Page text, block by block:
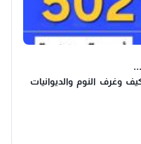
وغرف النوم والديوانيات